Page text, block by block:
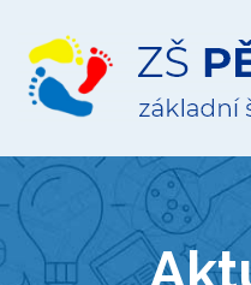
ZŠ
Pěší